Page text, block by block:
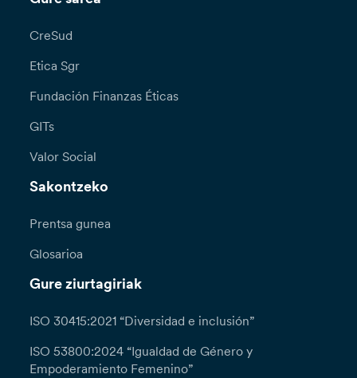
CreSud
Etica Sgr
Fundación Finanzas Éticas
GITs
Valor Social
Sakontzeko
Prentsa gunea
Glosarioa
Gure ziurtagiriak
ISO 30415:2021 “Diversidad e inclusión”
ISO 53800:2024 “Igualdad de Género y
Empoderamiento Femenino”